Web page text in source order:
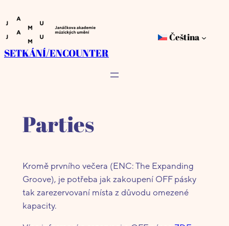
na
obsah
SETKÁNÍ/ENCOUNTER
Čeština
Parties
Kromě prvního večera (ENC: The Expanding
Groove), je potřeba jak zakoupení OFF pásky
tak zarezervovaní místa z důvodu omezené
kapacity.